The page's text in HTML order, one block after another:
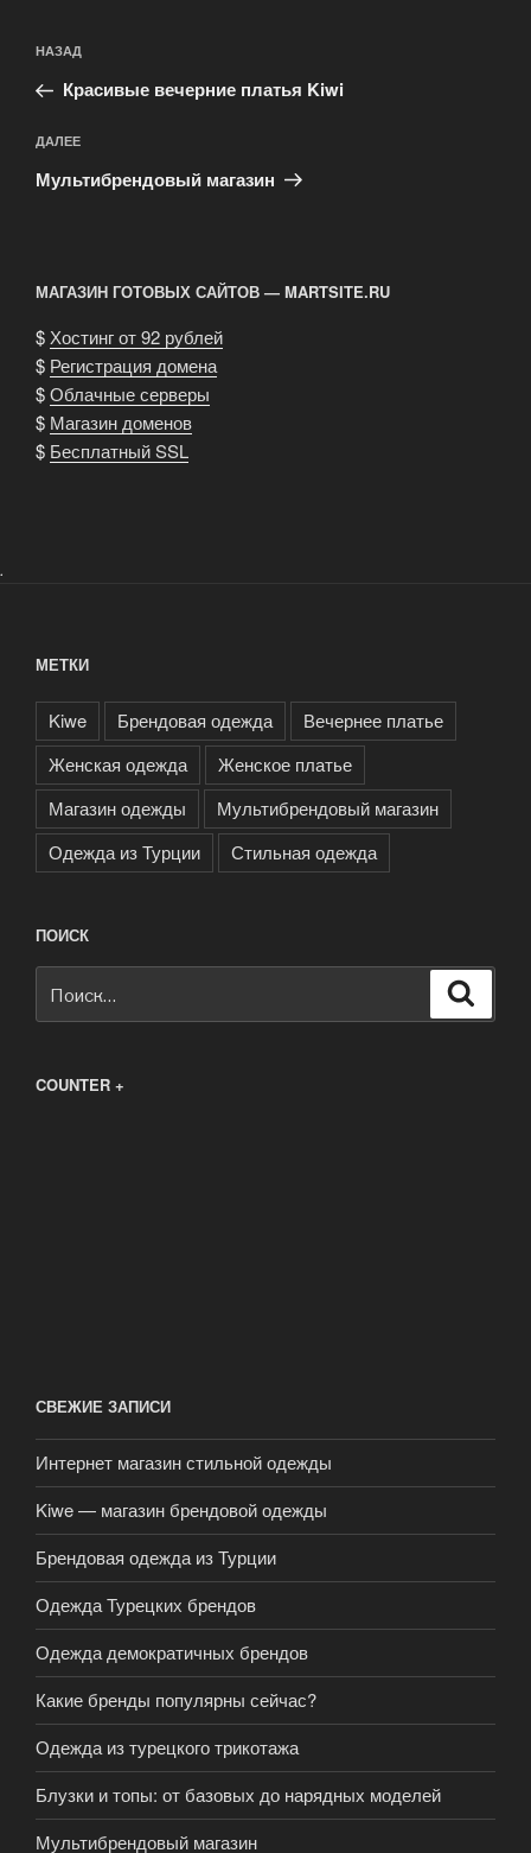
по
записям
Предыдущая
запись:
НАЗАД
Красивые вечерние платья Kiwi
Следующая
запись
ДАЛЕЕ
Мультибрендовый магазин
МАГАЗИН ГОТОВЫХ САЙТОВ — MARTSITE.RU
$Хостинг от 92 рублей
$ Регистрация домена
$Облачные серверы
$ Магазин доменов
$ Бесплатный SSL
.
МЕТКИ
Kiwe Брендовая одежда
Вечернее платье
Женская одежда
Женское платье
Магазин одежды
Мультибрендовый магазин
Одежда из Турции
Стильная одежда
ПОИСК
COUNTER +
СВЕЖИЕ ЗАПИСИ
Интернет магазин стильной одежды
Kiwe — магазин брендовой одежды
Брендовая одежда из Турции
Одежда Турецких брендов
Одежда демократичных брендов
Какие бренды популярны сейчас?
Одежда из турецкого трикотажа
Блузки и топы: от базовых до нарядных моделей
Мультибрендовый магазин